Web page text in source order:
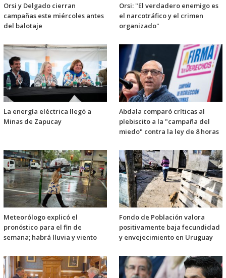
Orsi y Delgado cierran
campañas este miércoles antes
del balotaje
Orsi: "El verdadero enemigo es
el narcotráfico y el crimen
organizado"
La energía eléctrica llegó a
Minas de Zapucay
Abdala comparó críticas al
plebiscito a la "campaña del
miedo" contra la ley de 8 horas
Meteorólogo explicó el
pronóstico para el fin de
semana; habrá lluvia y viento
Fondo de Población valora
positivamente baja fecundidad
y envejecimiento en Uruguay